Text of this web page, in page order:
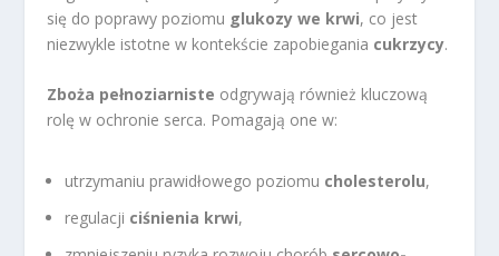
się do poprawy poziomu glukozy we krwi, co jest
niezwykle istotne w kontekście zapobiegania cukrzycy.
Zboża pełnoziarniste odgrywają również kluczową
rolę w ochronie serca. Pomagają one w:
utrzymaniu prawidłowego poziomu cholesterolu,
regulacji ciśnienia krwi,